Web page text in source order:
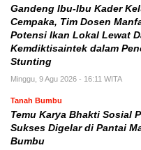
Gandeng Ibu-Ibu Kader
Cempaka, Tim Dosen
Potensi Ikan Lokal Lewat
Kemdiktisaintek dalam
Stunting
Minggu, 9 Agu 2026 - 16:11 WITA
Tanah Bumbu
Temu Karya Bhakti Sosial
Sukses Digelar di Pantai
Bumbu